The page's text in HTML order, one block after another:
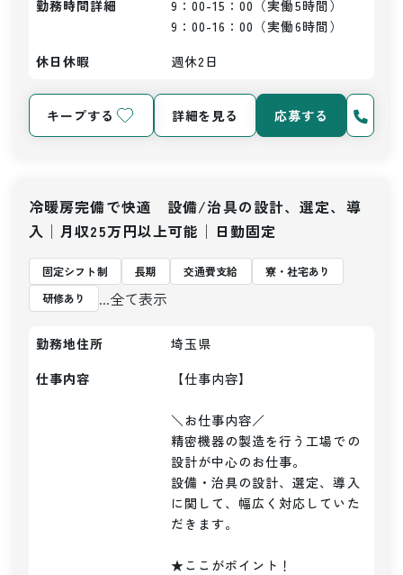
勤務時間詳細
9：00-15：00（実働5時間）
9：00-16：00（実働6時間）
休日休暇
週休2日
キープする 詳細を見る 応募する
冷暖房完備で快適 設備/治具の設計、選定、導
入│月収25万円以上可能│日勤固定
固定シフト制 長期 交通費支給
寮・社宅あり
研修あり
...全て表示
勤務地住所
埼玉県
仕事内容
【仕事内容】
＼お仕事内容／
精密機器の製造を行う工場での
設計が中心のお仕事。
設備・治具の設計、選定、導入
に関して、幅広く対応していた
だきます。
★ここがポイント！